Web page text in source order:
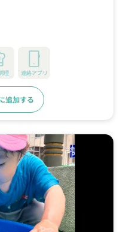
理 連絡アプリ
追加する